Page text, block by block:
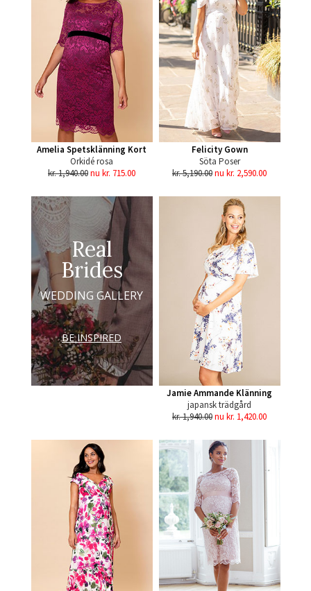
Amelia Spetsklänning Kort
Orkidé rosa
kr. 1,940.00nu kr. 715.00
Felicity Gown
Söta Poser
kr. 5,190.00nu kr. 2,590.00
Real
Brides
WEDDING GALLERY
BE INSPIRED
Jamie Ammande Klänning
japansk trädgård
kr. 1,940.00nu kr. 1,420.00